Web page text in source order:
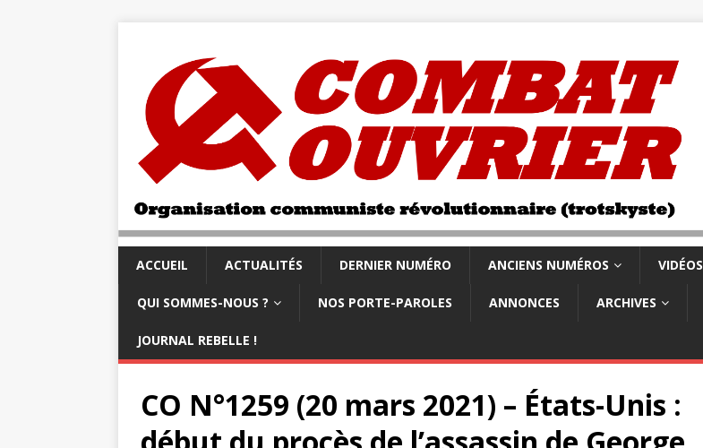
ACCUEIL ACTUALITÉS DERNIER NUMÉRO ANCIENS NUMÉROS VIDÉOS
QUI SOMMES-NOUS ? NOS PORTE-PAROLES ANNONCES ARCHIVES
JOURNAL REBELLE !
CO N°1259 (20 mars 2021) – États-Unis :